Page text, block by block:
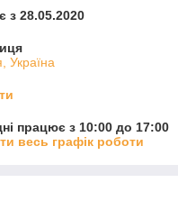
з 28.05.2020
Україна
працює з 10:00 до 17:00
весь графік роботи